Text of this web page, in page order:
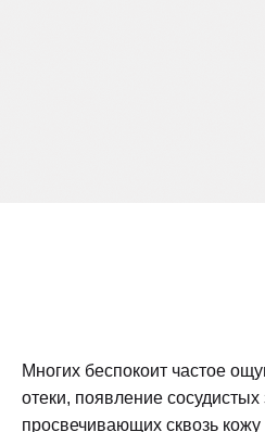
Многих беспокоит частое
отеки, появление
просвечивающих сквозь